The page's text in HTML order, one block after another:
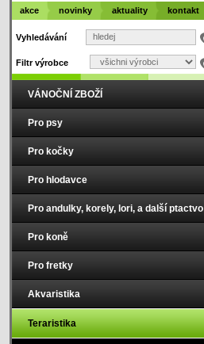
Vyhledávání
Filtr výrobce
VÁNOČNÍ ZBOŽÍ
Pro psy
Pro kočky
Pro hlodavce
Pro andulky, korely, lori, a další ptactvo
Pro koně
Pro fretky
Akvaristika
Teraristika
akce novinky aktuality kontakt